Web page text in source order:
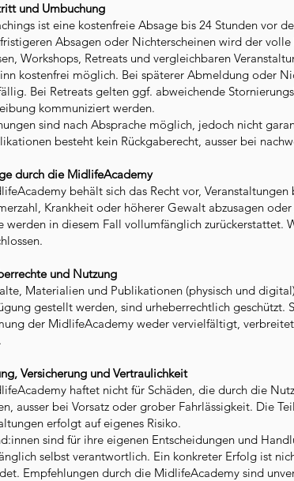
und Umbuchung
ist eine kostenfreie Absage bis 24 Stunden vor
Absagen oder Nichterscheinen wird der
Workshops, Retreats und vergleichbaren
kostenfrei möglich. Bei späterer Abmeldung oder
Bei Retreats gelten ggf. abweichende
kommuniziert werden.
sind nach Absprache möglich, jedoch nicht
besteht kein Rückgaberecht, ausser bei
durch die MidlifeAcademy
behält sich das Recht vor,
Krankheit oder höherer Gewalt abzusagen
werden in diesem Fall vollumfänglich zurückerstattet.
und Nutzung
Materialien und Publikationen (physisch und
gestellt werden, sind urheberrechtlich geschützt.
der MidlifeAcademy weder vervielfältigt,
Versicherung und Vertraulichkeit
haftet nicht für Schäden, die durch die
ausser bei Vorsatz oder grober Fahrlässigkeit. Die
erfolgt auf eigenes Risiko.
sind für ihre eigenen Entscheidungen und
selbst verantwortlich. Ein konkreter Erfolg ist
Empfehlungen durch die MidlifeAcademy sind